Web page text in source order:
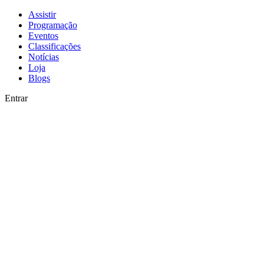
Assistir
Programação
Eventos
Classificações
Notícias
Loja
Blogs
Entrar